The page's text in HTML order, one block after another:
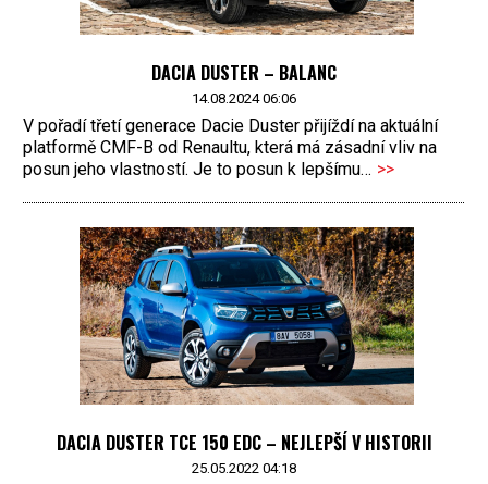
DACIA DUSTER – BALANC
14.08.2024 06:06
V pořadí třetí generace Dacie Duster přijíždí na aktuální
platformě CMF-B od Renaultu, která má zásadní vliv na
posun jeho vlastností. Je to posun k lepšímu… >>
DACIA DUSTER TCE 150 EDC – NEJLEPŠÍ V HISTORII
25.05.2022 04:18